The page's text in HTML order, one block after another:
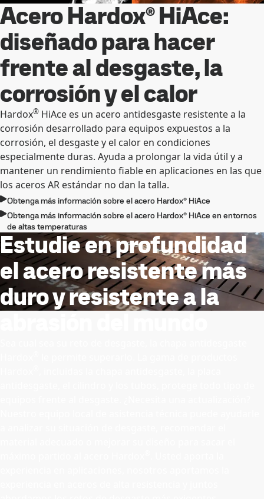
Acero Hardox® HiAce:
diseñado para hacer
frente al desgaste, la
corrosión y el calor
Hardox® HiAce es un acero antidesgaste resistente a la
corrosión desarrollado para equipos expuestos a la
corrosión, el desgaste y el calor en condiciones
especialmente duras. Ayuda a prolongar la vida útil y a
mantener un rendimiento fiable en aplicaciones en las que
los aceros AR estándar no dan la talla.
Obtenga más información sobre el acero Hardox® HiAce
Obtenga más información sobre el acero Hardox® HiAce en entornos
de altas temperaturas
Estudie en profundidad
el acero resistente más
duro y resistente a la